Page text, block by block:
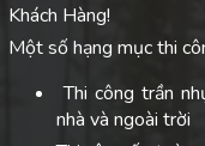
Khách Hàng!
Một số hạng mục thi
Thi công trần
nhà và ngoài trời